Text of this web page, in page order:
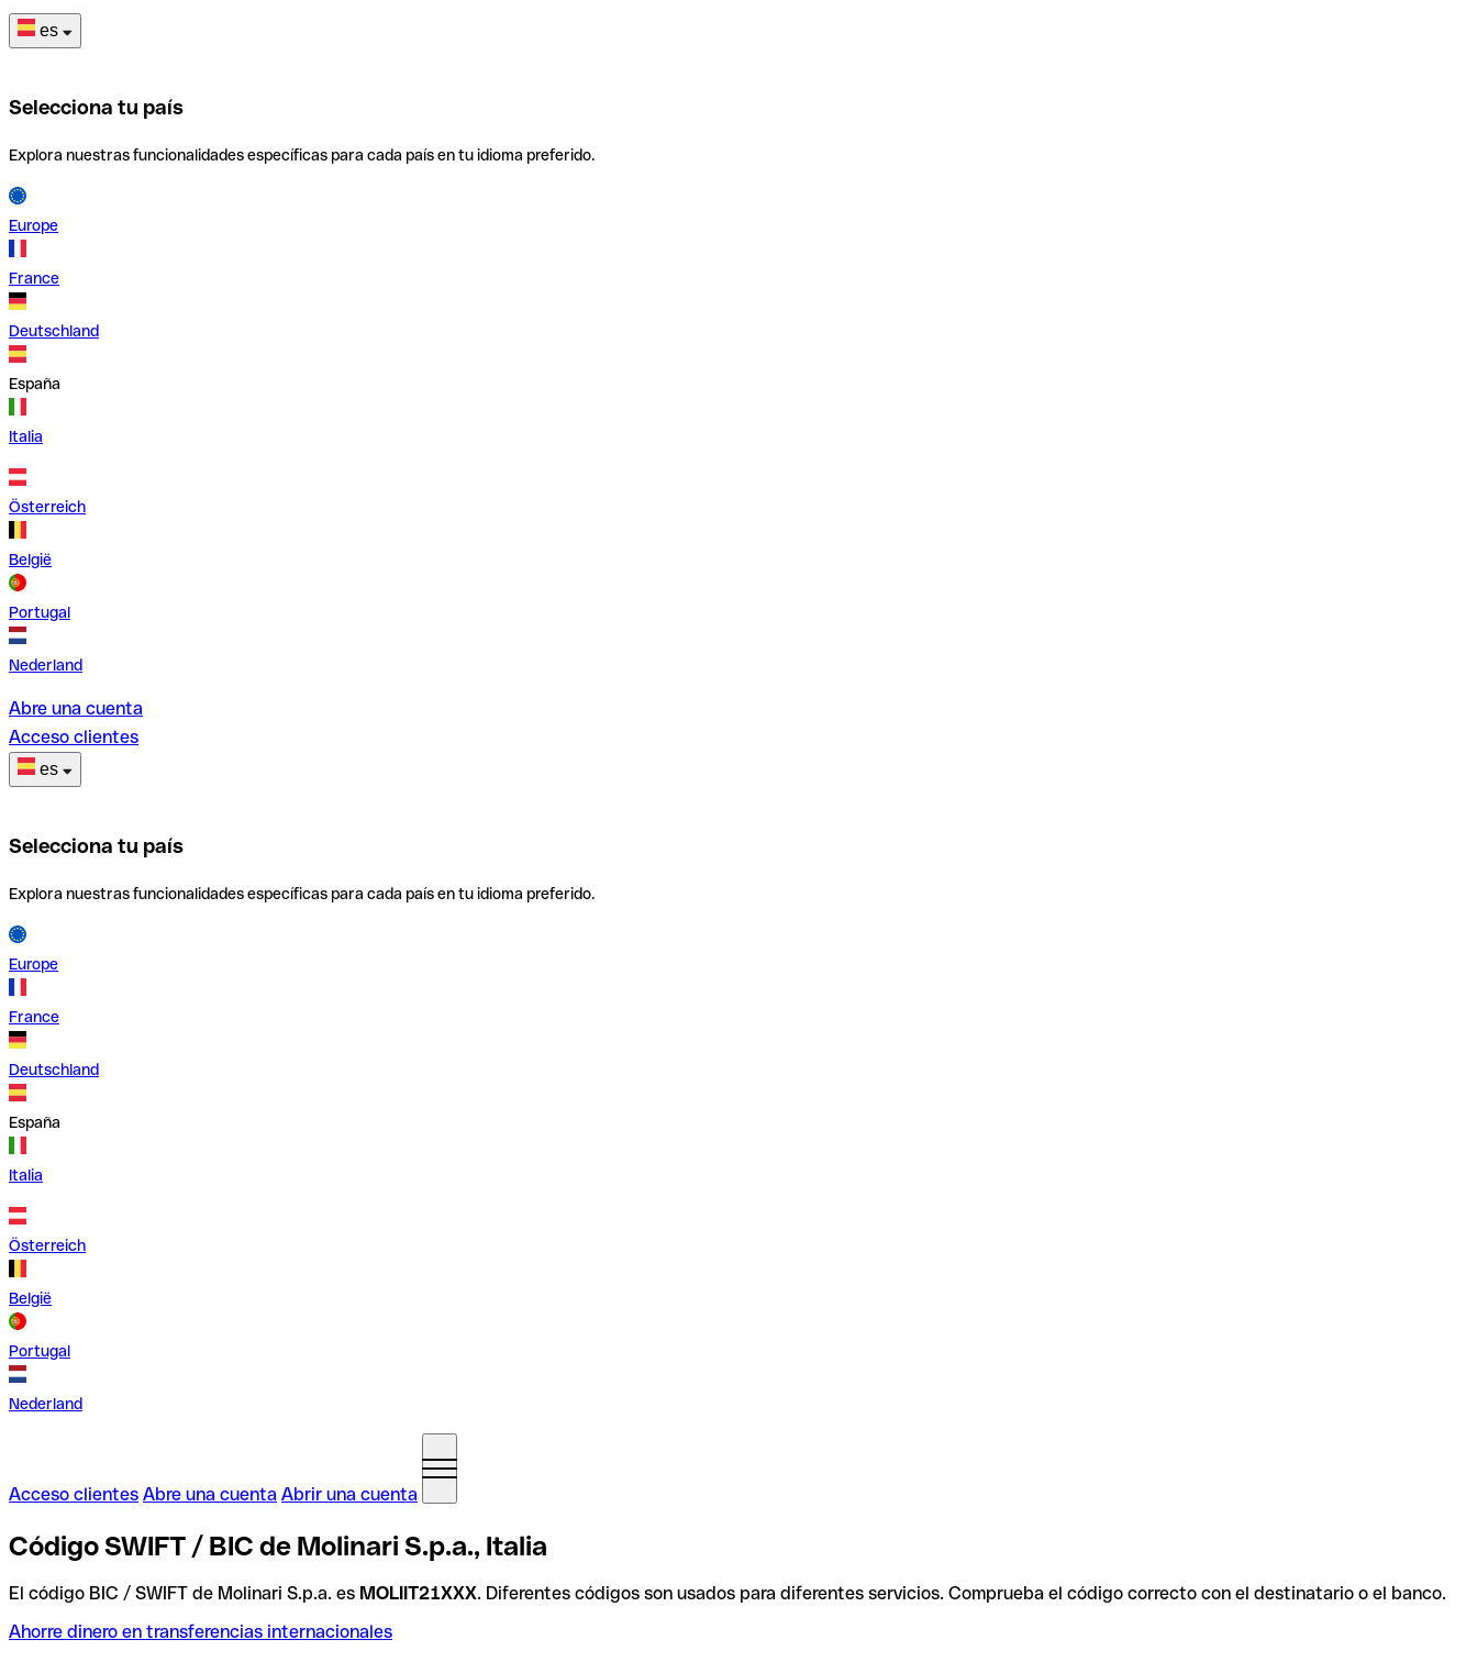
es
Selecciona tu país
Explora nuestras funcionalidades específicas para cada país en tu idioma preferido.
Europe
France
Deutschland
España
Italia
Österreich
België
Portugal
Nederland
Abre una cuenta
Acceso clientes
es
Selecciona tu país
Explora nuestras funcionalidades específicas para cada país en tu idioma preferido.
Europe
France
Deutschland
España
Italia
Österreich
België
Portugal
Nederland
Acceso clientes Abre una cuenta Abrir una cuenta
Código SWIFT / BIC de Molinari S.p.a., Italia
El código BIC / SWIFT de Molinari S.p.a. es MOLIIT21XXX. Diferentes códigos son usados para diferentes servicios. Comprueba el código correcto con el destinatario o el banco.
Ahorre dinero en transferencias internacionales